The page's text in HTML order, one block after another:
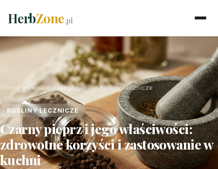
HerbZone.pl
Strona główna › Magazyn › Rośliny lecznicze
ROŚLINY LECZNICZE
Czarny pieprz i jego właściwości:
zdrowotne korzyści i zastosowanie w
kuchni